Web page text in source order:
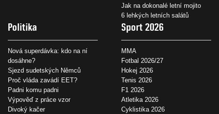
Jak na dokonalé letní mojito
6 lehkých letních salátů
Politika
Nová superdávka: kdo na ní
dosáhne?
Sjezd sudetských Němců
Proč vláda zavádí EET?
Padni komu padni
Výpověď z práce vzor
Divoký kačer
Sport 2026
MMA
Fotbal 2026/27
Hokej 2026
Tenis 2026
F1 2026
Atletika 2026
Cyklistika 2026